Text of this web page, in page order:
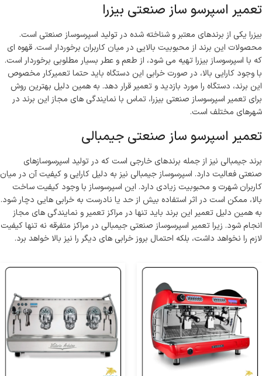
تعمیر اسپرسو ساز صنعتی بیزرا
بیزرا یکی از برندهای معتبر و شناخته شده در تولید اسپرسوساز صنعتی است.
محصولات این برند از محبوبیت بالایی در میان کاربران برخوردار است. قهوه ای
که با اسپرسوساز بیزرا تهیه می شود، از طعم و عطر بسیار مطلوبی برخوردار است.
با وجود کارایی بالا، در صورت خرابی این دستگاه باید حتما تعمیرکار مخصوص
این برند، دستگاه را مورد بازدید و تعمیر قرار دهد. به همین دلیل بهترین روش
برای تعمیر اسپرسوساز صنعتی بیزرا، تماس با نمایندگی های مجاز این برند در
شهرهای مختلف است.
تعمیر اسپرسو ساز صنعتی جیمبالی
برند جیمبالی نیز از جمله برندهای خارجی است که در تولید اسپرسوسازهای
صنعتی فعالیت دارد. اسپرسوساز جیمبالی نیز به دلیل کارایی و کیفیت آن در میان
کاربران شهرت و محبوبیت زیادی دارد. این اسپرسوساز با وجود کیفیت ساخت
بالا، ممکن است در اثر استفاده بیش از حد یا نادرست به خرابی هایی دچار شود.
به همین دلیل تعمیر این برند باید تنها در مراکز تعمیر و نمایندگی های مجاز
انجام شود. زیرا تعمیر اسپرسوساز صنعتی جیمبالی در مراکز متفرقه نه تنها کیفیت
لازم را نخواهد داشت، بلکه احتمال بروز خرابی های دیگر را نیز بالا خواهد برد.